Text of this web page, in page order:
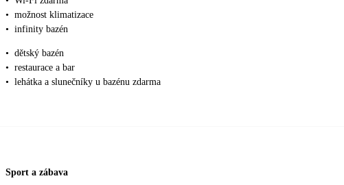
• možnost klimatizace
• infinity bazén
• dětský bazén
• restaurace a bar
• lehátka a slunečníky u bazénu zdarma
Sport a zábava